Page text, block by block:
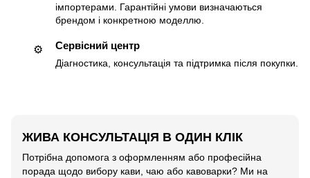
імпортерами. Гарантійні умови визначаються
брендом і конкретною моделлю.
⚙️ Сервісний центр
Діагностика, консультація та підтримка після покупки.
ЖИВА КОНСУЛЬТАЦІЯ В ОДИН КЛІК
Потрібна допомога з оформленням або професійна
порада щодо вибору кави, чаю або кавоварки? Ми на